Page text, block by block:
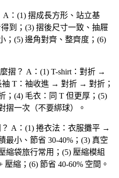
A：(1) 摺成長方形、站立基
到；(3) 摺後尺寸一致、抽屜
；(5) 邊角對齊、整齊度；(6)
摺？ A：(1) T-shirt：對折 →
T：袖收進 → 對折 → 對折；
(4) 毛衣：同 T 但更厚；(5)
摺一次（不要綁球）。
A：(1) 捲衣法：衣服攤平 →
最小、節省 30-40%；(3) 真空
縮袋旅行常用；(5) 壓縮模組
壓縮；(6) 節省 40-60% 空間。